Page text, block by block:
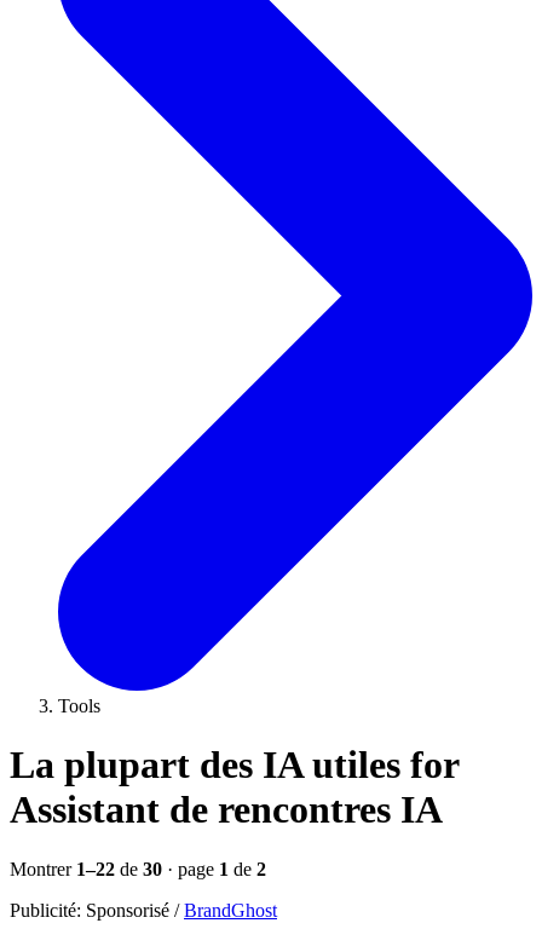
Tools
La plupart des IA utiles for
Assistant de rencontres IA
Montrer 1–22 de 30 · page 1 de 2
Publicité: Sponsorisé / BrandGhost